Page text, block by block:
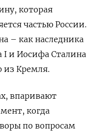
которая
частью России.
– как наследника
I и Иосифа Сталина
из Кремля.
впаривают
когда
по вопросам